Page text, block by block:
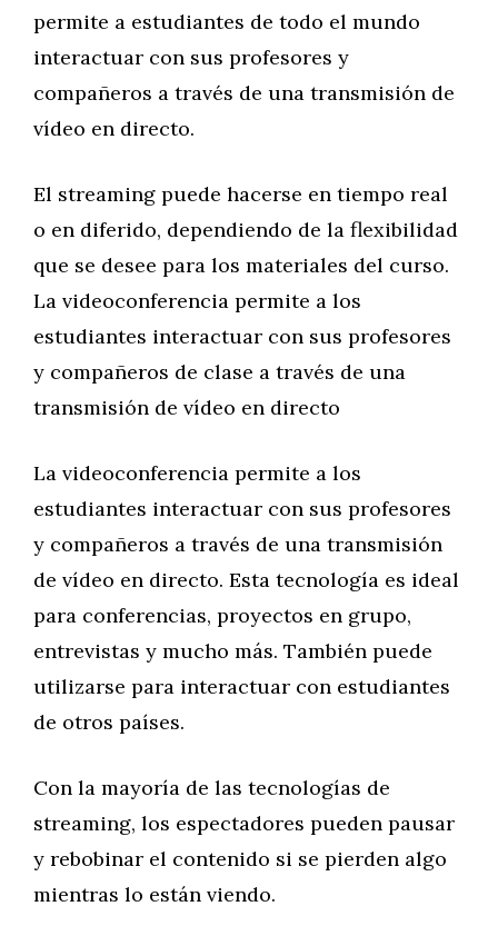
permite a estudiantes de todo el mundo
interactuar con sus profesores y
compañeros a través de una transmisión de
vídeo en directo.
El streaming puede hacerse en tiempo real
o en diferido, dependiendo de la flexibilidad
que se desee para los materiales del curso.
La videoconferencia permite a los
estudiantes interactuar con sus profesores
y compañeros de clase a través de una
transmisión de vídeo en directo
La videoconferencia permite a los
estudiantes interactuar con sus profesores
y compañeros a través de una transmisión
de vídeo en directo. Esta tecnología es ideal
para conferencias, proyectos en grupo,
entrevistas y mucho más. También puede
utilizarse para interactuar con estudiantes
de otros países.
Con la mayoría de las tecnologías de
streaming, los espectadores pueden pausar
y rebobinar el contenido si se pierden algo
mientras lo están viendo.